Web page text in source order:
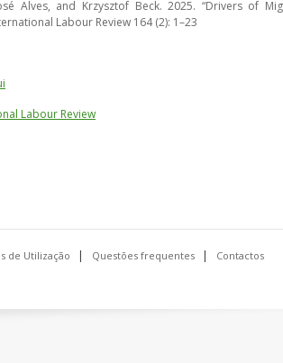
Alves, and Krzysztof Beck. 2025. “Drivers of
Labour Review 164 (2): 1–23
Labour Review
de Utilização Questões frequentes Contactos